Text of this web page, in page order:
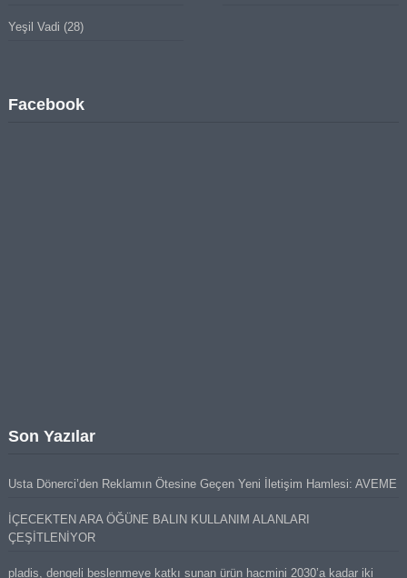
Yeşil Vadi (28)
Facebook
Son Yazılar
Usta Dönerci’den Reklamın Ötesine Geçen Yeni İletişim Hamlesi: AVEME
İÇECEKTEN ARA ÖĞÜNE BALIN KULLANIM ALANLARI
ÇEŞİTLENİYOR
pladis, dengeli beslenmeye katkı sunan ürün hacmini 2030’a kadar iki